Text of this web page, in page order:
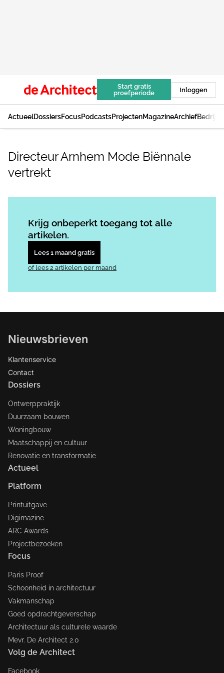
Start gratis
proefperiode
Inloggen
ActueelDossiersFocusPodcastsProjectenMagazineArchief
Directeur Arnhem Mode Biënnale
vertrekt
Krijg onbeperkt toegang tot alle
artikelen.
Lees 1 maand gratis
of lees 2 artikelen per maand
Nieuwsbrieven
Klantenservice
Contact
Dossiers
Ontwerppraktijk
Duurzaam bouwen
Woningbouw
Maatschappij en cultuur
Renovatie en transformatie
Actueel
Platform
Printuitgave
Digimazine
ARC Awards
Projectbezoeken
Focus
Paris Proof
Schoonheid in architectuur
Vakmanschap
Goed opdrachtgeverschap
Architectuur als culturele waarde
Mevr. De Architect 2.0
Volg de Architect
Facebook